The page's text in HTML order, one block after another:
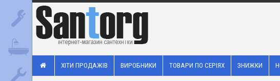
ХІТИ ПРОДАЖІВ ВИРОБНИКИ ТОВАРИ ПО СЕРІЯХ ЗНИЖКИ